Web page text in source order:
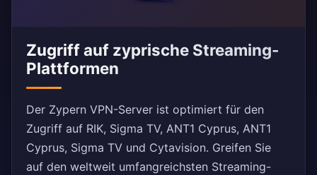
Zugriff auf zyprische Streaming-
Plattformen
Der Zypern VPN-Server ist optimiert für den
Zugriff auf RIK, Sigma TV, ANT1 Cyprus, ANT1
Cyprus, Sigma TV und Cytavision. Greifen Sie
auf den weltweit umfangreichsten Streaming-